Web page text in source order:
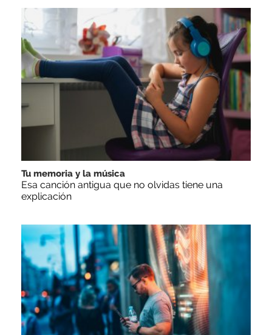
Tu memoria y la música
Esa canción antigua que no olvidas tiene una
explicación